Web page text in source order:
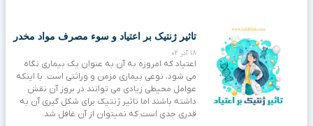
تاثیر ژنتیک بر اعتیاد و سوء مصرف مواد مخدر
18 آذر 02
اعتیاد که امروزه به آن به عنوان یک بیماری نگاه
می شود، نوعی بیماری مزمن و وراثتی است. با اینکه
عوامل محیطی زیادی می توانند در بروز آن نقش
داشته باشند اما تاثیر ژنتیک برای شکل گیری آن به
قدری جدی است که نمیتوان از آن غافل شد.